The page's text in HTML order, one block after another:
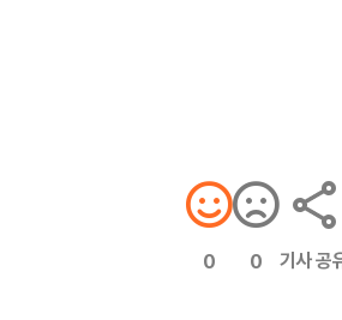
0 0 기사 공